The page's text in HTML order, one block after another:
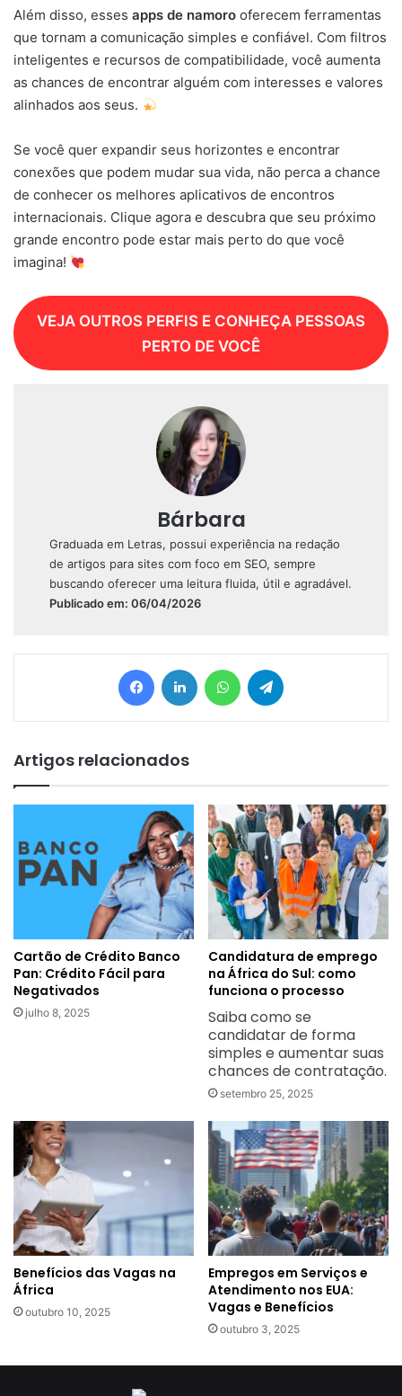
Além disso, esses apps de namoro oferecem ferramentas
que tornam a comunicação simples e confiável. Com filtros
inteligentes e recursos de compatibilidade, você aumenta
as chances de encontrar alguém com interesses e valores
alinhados aos seus.
Se você quer expandir seus horizontes e encontrar
conexões que podem mudar sua vida, não perca a chance
de conhecer os melhores aplicativos de encontros
internacionais. Clique agora e descubra que seu próximo
grande encontro pode estar mais perto do que você
imagina!
VEJA OUTROS PERFIS E CONHEÇA PESSOAS
PERTO DE VOCÊ
Bárbara
Graduada em Letras, possui experiência na redação
de artigos para sites com foco em SEO, sempre
buscando oferecer uma leitura fluida, útil e agradável.
Publicado em: 06/04/2026
FacebookLinkedin WhatsApp
Artigos relacionados
Cartão de Crédito Banco
Pan: Crédito Fácil para
Negativados
julho 8, 2025
Candidatura de emprego
na África do Sul: como
funciona o processo
Saiba como se
candidatar de forma
simples e aumentar suas
chances de contratação.
setembro 25, 2025
Benefícios das Vagas na
África
outubro 10, 2025
Empregos em Serviços e
Atendimento nos EUA:
Vagas e Benefícios
outubro 3, 2025